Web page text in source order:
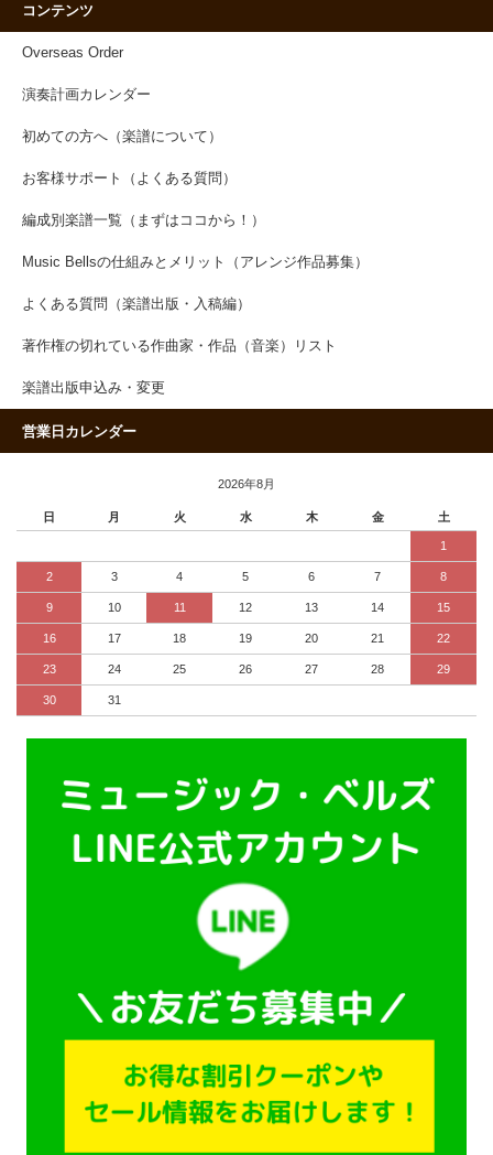
コンテンツ
Overseas Order
演奏計画カレンダー
初めての方へ（楽譜について）
お客様サポート（よくある質問）
編成別楽譜一覧（まずはココから！）
Music Bellsの仕組みとメリット（アレンジ作品募集）
よくある質問（楽譜出版・入稿編）
著作権の切れている作曲家・作品（音楽）リスト
楽譜出版申込み・変更
営業日カレンダー
2026年8月
日 月 火 水 木 金 土
1
2 3 4 5 6 7 8
9 10 11 12 13 14 15
16 17 18 19 20 21 22
23 24 25 26 27 28 29
30 31